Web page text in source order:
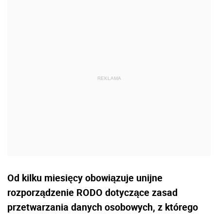
Od kilku miesięcy obowiązuje unijne
rozporządzenie RODO dotyczące zasad
przetwarzania danych osobowych, z którego